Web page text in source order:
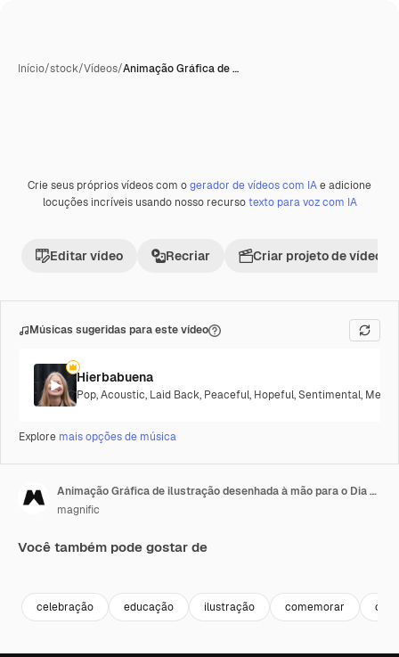
Início/stock/Vídeos/Animação Gráfica de …
Crie seus próprios vídeos com ogerador de vídeos com IAe adicione
locuções incríveis usando nosso recursotexto para voz com IA
Editar vídeo Recriar Criar projeto de vídeo
Músicas sugeridas para este vídeo
Hierbabuena
Pop,Acoustic, Laid Back, Peaceful, Hopeful,Sentimental,
Explore mais opções de música
Animação Gráfica de ilustração desenhada à mão para o Dia Mundial da Saúde Mental
magnific
Você também pode gostar de
celebração educação ilustração comemorar